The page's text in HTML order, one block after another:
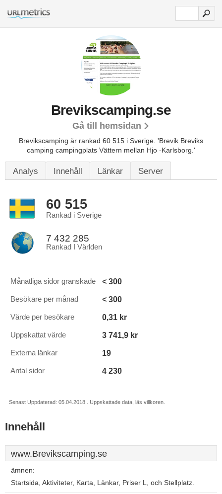
Brevikscamping.se
Gå till hemsidan
Brevikscamping är rankad 60 515 i Sverige. 'Brevik Breviks
camping campingplats Vättern mellan Hjo -Karlsborg.'
Analys Innehåll Länkar Server
60 515
Rankad i Sverige
7 432 285
Rankad I Världen
Månatliga sidor granskade < 300
Besökare per månad < 300
Värde per besökare 0,31 kr
Uppskattat värde 3 741,9 kr
Externa länkar 19
Antal sidor 4 230
Senast Uppdaterad: 05.04.2018 . Uppskattade data, läs villkoren.
Innehåll
www.Brevikscamping.se
ämnen:
Startsida, Aktiviteter, Karta, Länkar, Priser L, och Stellplatz.